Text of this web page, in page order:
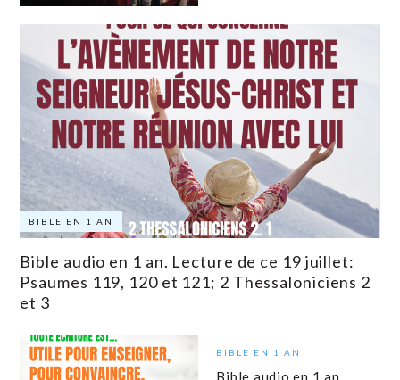
BIBLE EN 1 AN
Bible audio en 1 an. Lecture de ce 19 juillet:
Psaumes 119, 120 et 121; 2 Thessaloniciens 2
et 3
BIBLE EN 1 AN
Bible audio en 1 an.